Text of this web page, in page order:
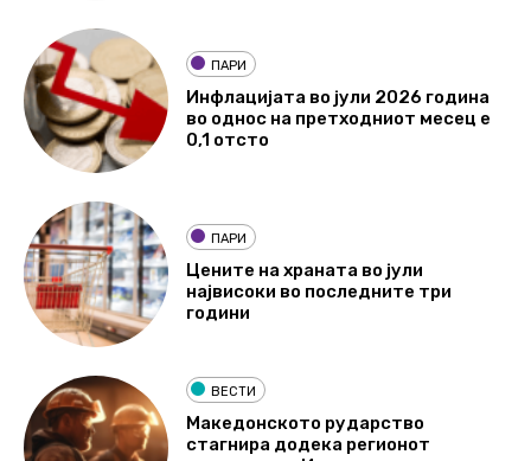
ПАРИ
Инфлацијата во јули 2026 година
во однос на претходниот месец е
0,1 отсто
ПАРИ
Цените на храната во јули
највисоки во последните три
години
ВЕСТИ
Македонското рударство
стагнира додека регионот